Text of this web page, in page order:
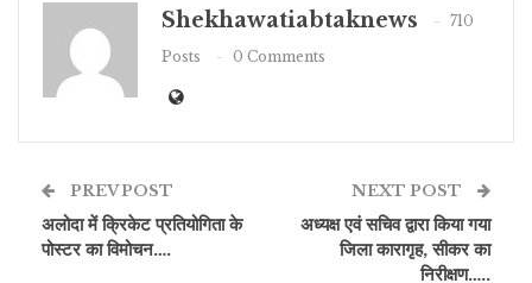
Shekhawatiabtaknews
710
Posts
0 Comments
PREV POST
अलोदा में क्रिकेट प्रतियोगिता के
पोस्टर का विमोचन….
NEXT POST
अध्यक्ष एवं सचिव द्वारा किया गया
जिला कारागृह, सीकर का
निरीक्षण…..